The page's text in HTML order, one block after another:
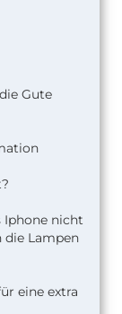
Gute
Iphone nicht
Lampen
eine extra